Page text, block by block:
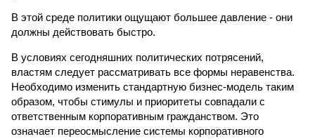
В этой среде политики ощущают большее давление - они
должны действовать быстро.
В условиях сегодняшних политических потрясений,
властям следует рассматривать все формы неравенства.
Необходимо изменить стандартную бизнес-модель таким
образом, чтобы стимулы и приоритеты совпадали с
ответственным корпоративным гражданством. Это
означает переосмысление системы корпоративного